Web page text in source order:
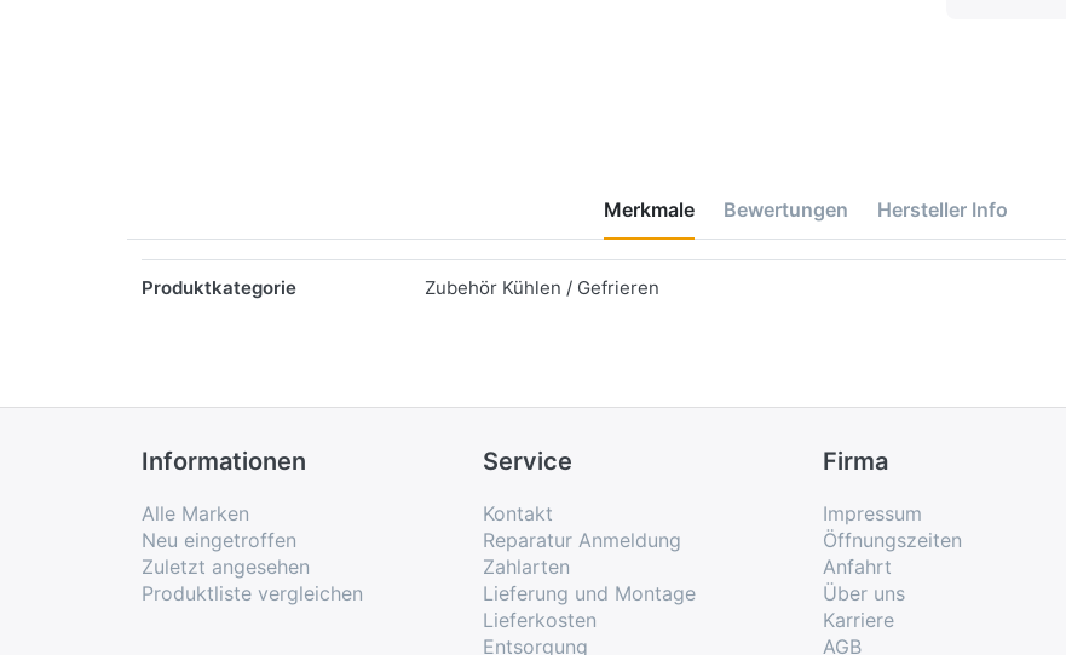
Merkmale Bewertungen Hersteller Info
Produktkategorie Zubehör Kühlen / Gefrieren
Informationen
Alle Marken
Neu eingetroffen
Zuletzt angesehen
Produktliste vergleichen
Service
Kontakt
Reparatur Anmeldung
Zahlarten
Lieferung und Montage
Lieferkosten
Entsorgung
Firma
Impressum
Öffnungszeiten
Anfahrt
Über uns
Karriere
AGB